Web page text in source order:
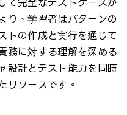
り、学習者はパターンの
トの作成と実行を通じて
務に対する理解を深める
設計とテスト能力を同時
リソースです。